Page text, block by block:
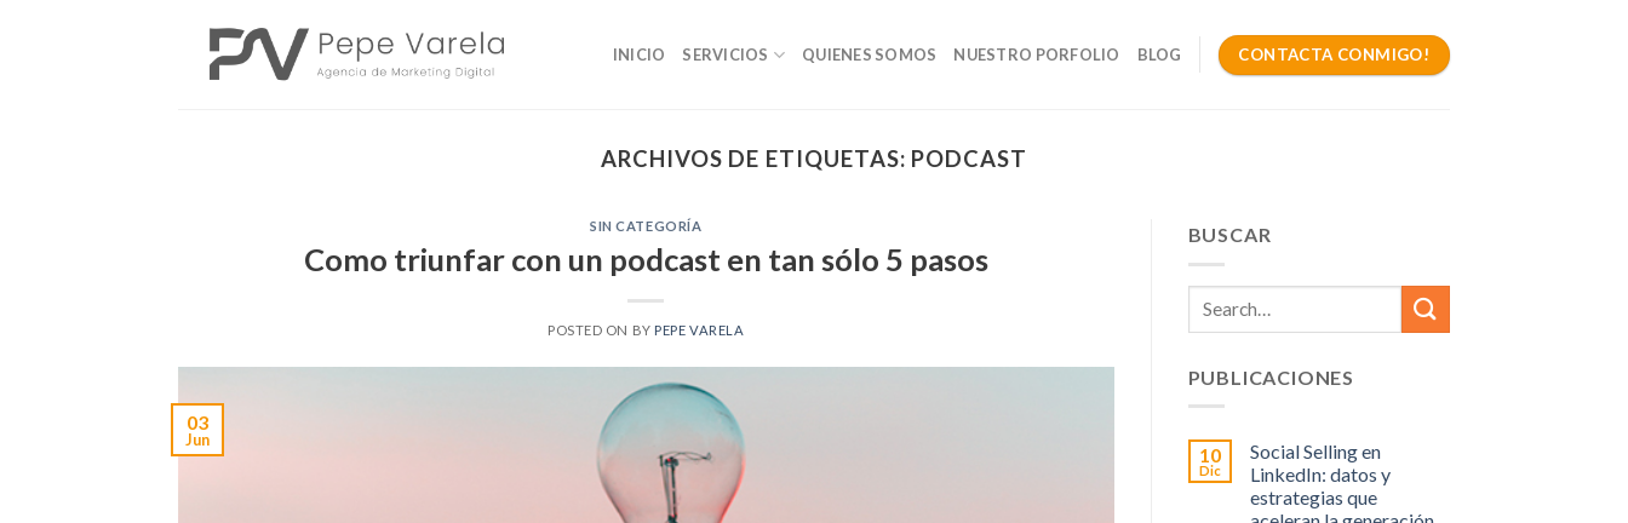
INICIO SERVICIOS QUIENES SOMOS NUESTRO PORFOLIO BLOG CONTACTA CONMIGO!
ARCHIVOS DE ETIQUETAS: PODCAST
SIN CATEGORÍA
Como triunfar con un podcast en tan sólo 5 pasos
POSTED ON BY PEPE VARELA
03
Jun
BUSCAR
PUBLICACIONES
10
Dic
Social Selling en
LinkedIn: datos y
estrategias que